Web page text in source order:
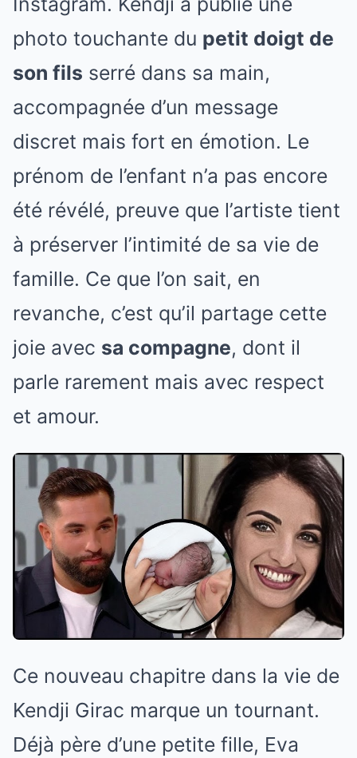
photo touchante du petit doigt de
son fils serré dans sa main,
accompagnée d’un message
discret mais fort en émotion. Le
prénom de l’enfant n’a pas encore
été révélé, preuve que l’artiste tient
à préserver l’intimité de sa vie de
famille. Ce que l’on sait, en
revanche, c’est qu’il partage cette
joie avec sa compagne, dont il
parle rarement mais avec respect
et amour.
Ce nouveau chapitre dans la vie de
Kendji Girac marque un tournant.
Déjà père d’une petite fille, Eva